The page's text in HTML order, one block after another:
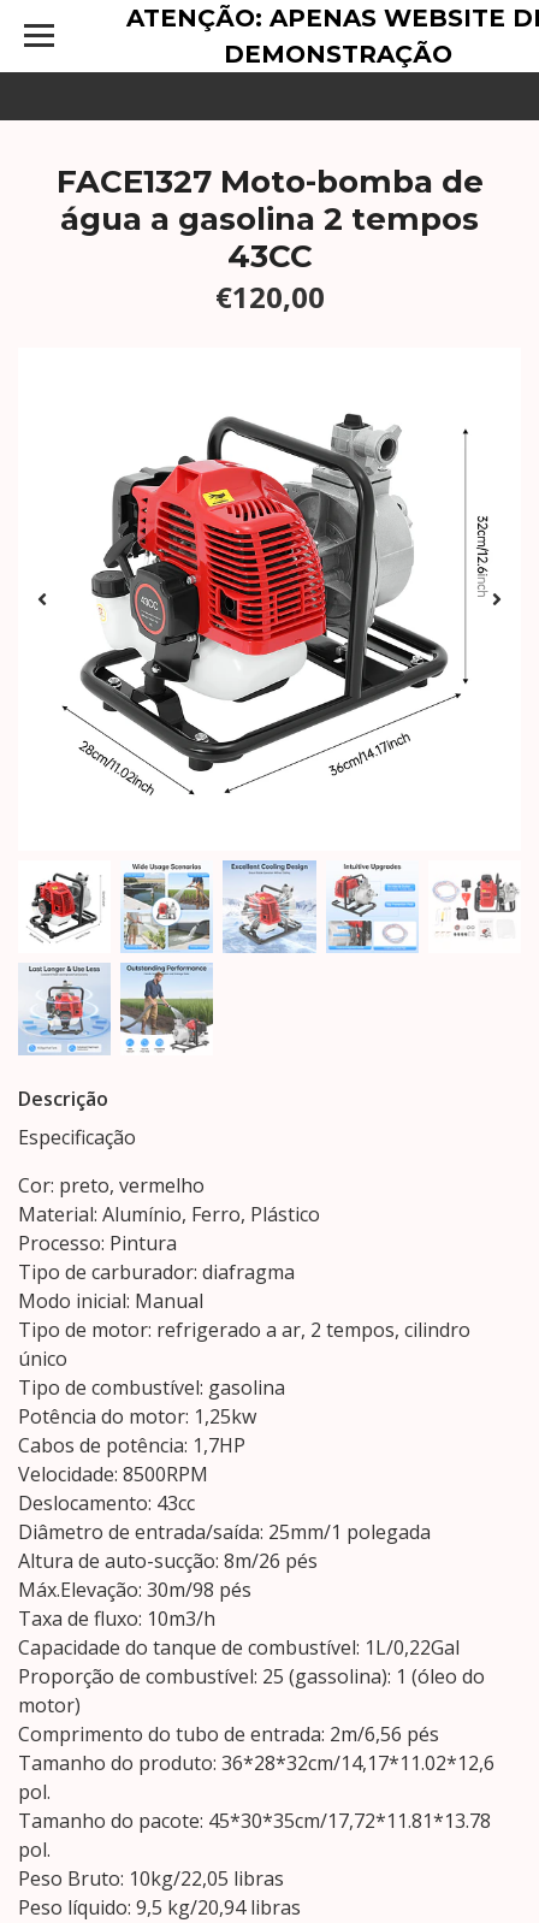
ATENÇÃO: APENAS WEBSITE
DEMONSTRAÇÃO
FACE1327 Moto-bomba de
água a gasolina 2 tempos
43CC
€120,00
Descrição
Especificação
Cor: preto, vermelho
Material: Alumínio, Ferro, Plástico
Processo: Pintura
Tipo de carburador: diafragma
Modo inicial: Manual
Tipo de motor: refrigerado a ar, 2 tempos, cilindro
único
Tipo de combustível: gasolina
Potência do motor: 1,25kw
Cabos de potência: 1,7HP
Velocidade: 8500RPM
Deslocamento: 43cc
Diâmetro de entrada/saída: 25mm/1 polegada
Altura de auto-sucção: 8m/26 pés
Máx.Elevação: 30m/98 pés
Taxa de fluxo: 10m3/h
Capacidade do tanque de combustível: 1L/0,22Gal
Proporção de combustível: 25 (gassolina): 1 (óleo do
motor)
Comprimento do tubo de entrada: 2m/6,56 pés
Tamanho do produto: 36*28*32cm/14,17*11.02*12,6
pol.
Tamanho do pacote: 45*30*35cm/17,72*11.81*13.78
pol.
Peso Bruto: 10kg/22,05 libras
Peso líquido: 9,5 kg/20,94 libras